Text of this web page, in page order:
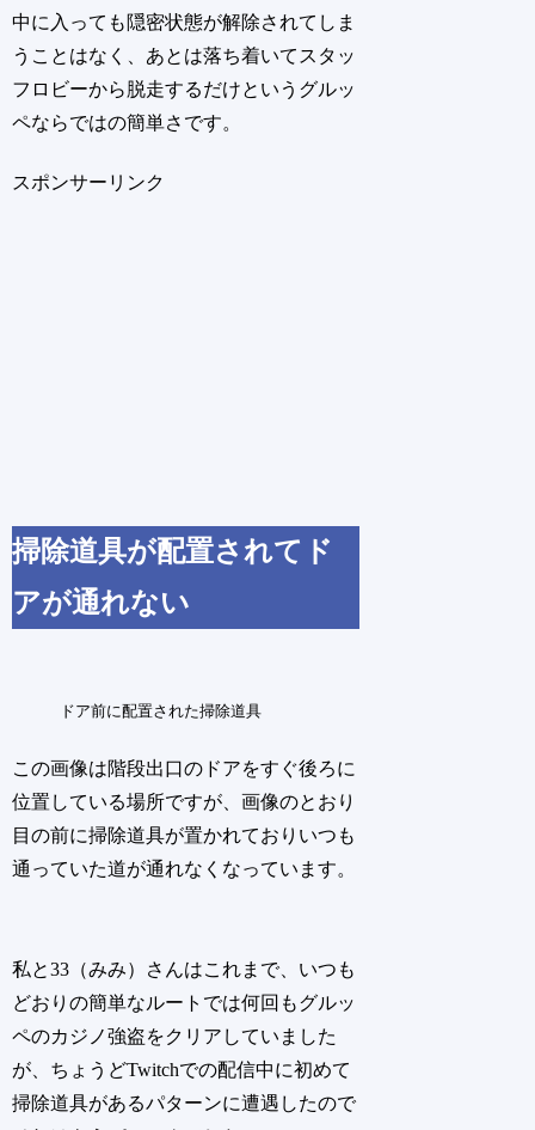
中に入っても隠密状態が解除されてしま
うことはなく、あとは落ち着いてスタッ
フロビーから脱走するだけというグルッ
ペならではの簡単さです。
スポンサーリンク
掃除道具が配置されてド
アが通れない
ドア前に配置された掃除道具
この画像は階段出口のドアをすぐ後ろに
位置している場所ですが、画像のとおり
目の前に掃除道具が置かれておりいつも
通っていた道が通れなくなっています。
私と33（みみ）さんはこれまで、いつも
どおりの簡単なルートでは何回もグルッ
ペのカジノ強盗をクリアしていました
が、ちょうどTwitchでの配信中に初めて
掃除道具があるパターンに遭遇したので